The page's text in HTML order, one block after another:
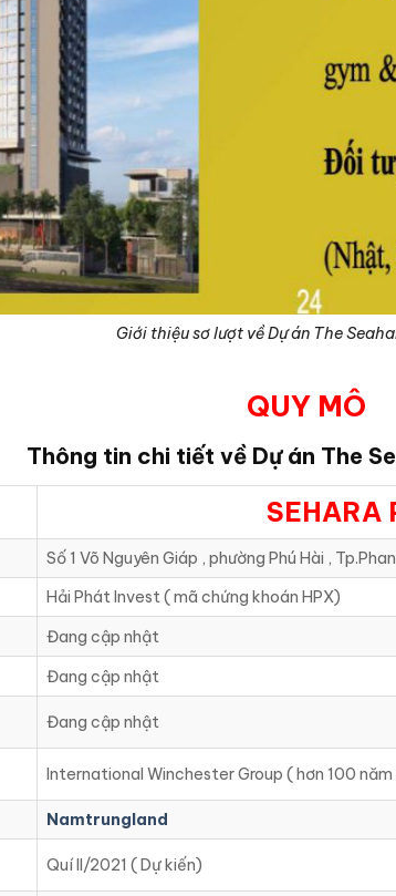
Giới thiệu sơ lượt về Dự án The
QUY MÔ
Thông tin chi tiết về Dự án The
SEHARA
Số 1 Võ Nguyên Giáp , phường Phú Hài ,
Hải Phát Invest ( mã chứng khoán HPX)
Đang cập nhật
Đang cập nhật
Đang cập nhật
International Winchester Group ( hơn 100 năm
Namtrungland
Quí II/2021 ( Dự kiến)